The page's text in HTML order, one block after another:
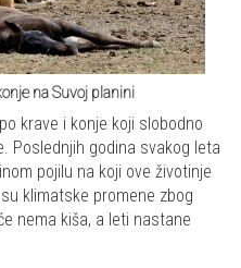
na Suvoj planini
krave i konje koji slobodno
Poslednjih godina svakog leta
pojilu na koji ove životinje
klimatske promene zbog
nema kiša, a leti nastane